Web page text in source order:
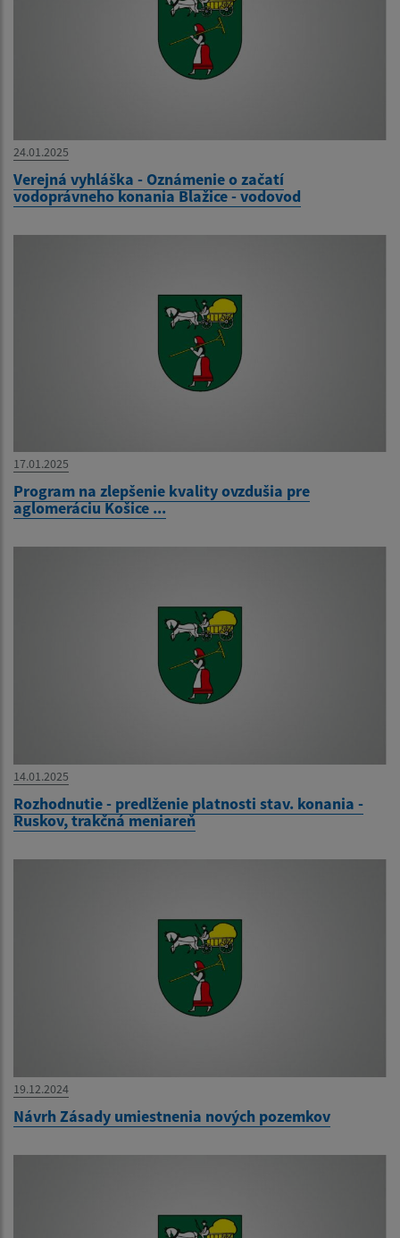
24.01.2025
Verejná vyhláška - Oznámenie o začatí
vodoprávneho konania Blažice - vodovod
17.01.2025
Program na zlepšenie kvality ovzdušia pre
aglomeráciu Košice ...
14.01.2025
Rozhodnutie - predlženie platnosti stav. konania -
Ruskov, trakčná meniareň
19.12.2024
Návrh Zásady umiestnenia nových pozemkov